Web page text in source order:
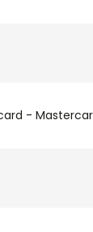
-